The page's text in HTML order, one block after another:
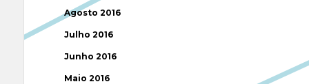
Agosto 2016
Julho 2016
Junho 2016
Maio 2016